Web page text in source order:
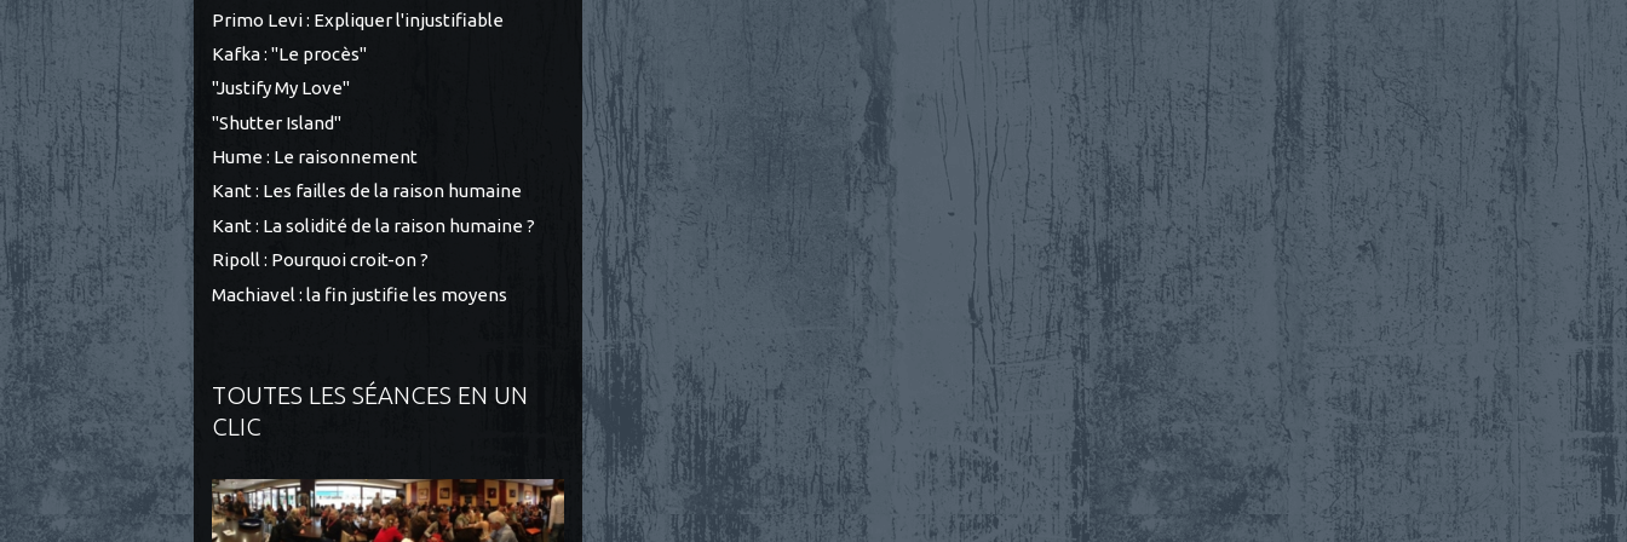
Primo Levi : Expliquer l'injustifiable
Kafka : "Le procès"
"Justify My Love"
"Shutter Island"
Hume : Le raisonnement
Kant : Les failles de la raison humaine
Kant : La solidité de la raison humaine ?
Ripoll : Pourquoi croit-on ?
Machiavel : la fin justifie les moyens
TOUTES LES SÉANCES EN UN
CLIC